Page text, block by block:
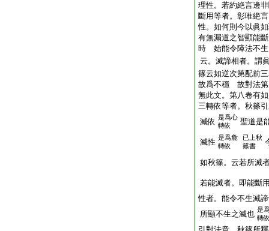
理性。若約絶言邊
斷用等者。彰唯絶
性。如何則今以眞
有無漏道之智顯能
時 始能令障法不生
云。滅諦相者。謂
篠云如逆次第配前
故爲不穩 故對法第
無此文。第八卷有
三轉依等者。秋篠
滅依 是爲心
轉依
聖道是
滅性 是爲麁
轉依
已上秋
篠書
如秋篠。云若所滅
若能滅者。即能斷
性者。能令不生滅
所顯不生之滅也 是
轉